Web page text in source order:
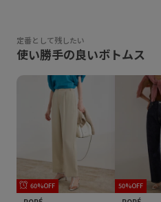
定番として残したい
使い勝手の良いボトムス
60%OFF 50%OFF